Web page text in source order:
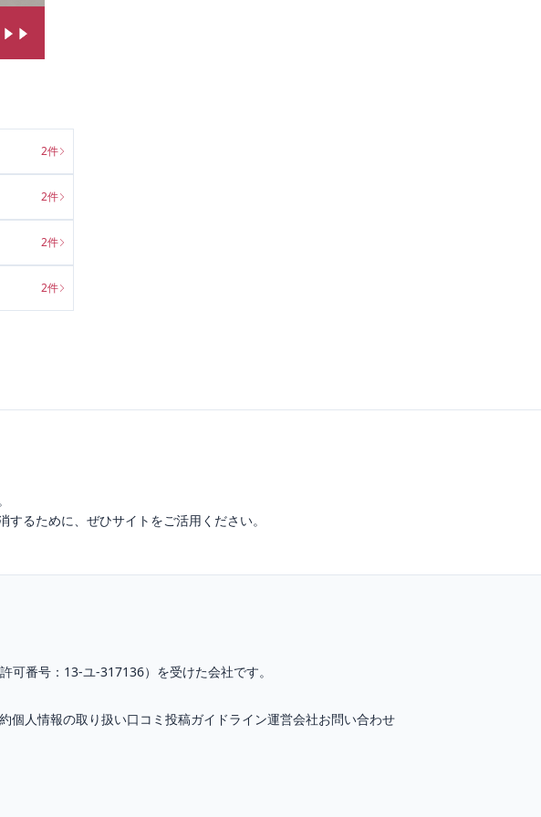
2件
2件
2件
2件
るために、ぜひサイトをご活用ください。
許可番号：13-ユ-317136）を受けた会社です。
個人情報の取り扱い口コミ投稿ガイドライン運営会社お問い合わせ